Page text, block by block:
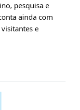
pesquisa e
ainda com
e